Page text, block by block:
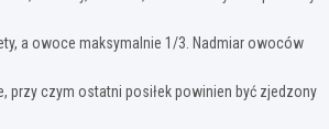
a owoce maksymalnie 1/3. Nadmiar owoców
przy czym ostatni posiłek powinien być zjedzony